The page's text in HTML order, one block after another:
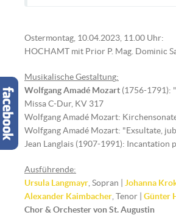
Ostermontag, 10.04.2023, 11.00 Uhr:
HOCHAMT mit Prior P. Mag. Dominic
Musikalische Gestaltung:
Wolfgang Amadé Mozart (1756-1791): "
Missa C-Dur, KV 317
Wolfgang Amadé Mozart:
Wolfgang Amadé Mozart: "Exsultate,
Jean Langlais (1907-1991): Incantation
Ausführende:
Ursula Langmayr , Sopran | Johanna
Alexander Kaimbacher , Tenor | Günter
Chor & Orchester von St. Augustin